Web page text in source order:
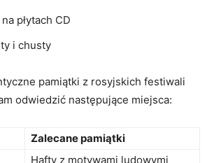
płytach CD
i chusty
pamiątki z rosyjskich festiwali
odwiedzić następujące ‌miejsca:
Zalecane ‌pamiątki
Hafty z motywami ludowymi